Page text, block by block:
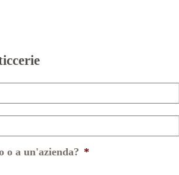
o a un'azienda? *